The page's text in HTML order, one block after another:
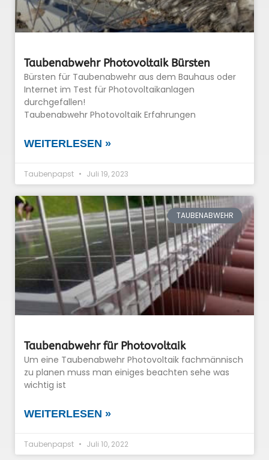
Taubenabwehr Photovoltaik Bürsten
Bürsten für Taubenabwehr aus dem Bauhaus oder
Internet im Test für Photovoltaikanlagen
durchgefallen!
Taubenabwehr Photovoltaik Erfahrungen
WEITERLESEN »
Taubenpapst Juli 19, 2023
TAUBENABWEHR
Taubenabwehr für Photovoltaik
Um eine Taubenabwehr Photovoltaik fachmännisch
zu planen muss man einiges beachten sehe was
wichtig ist
WEITERLESEN »
Taubenpapst Juli 10, 2022